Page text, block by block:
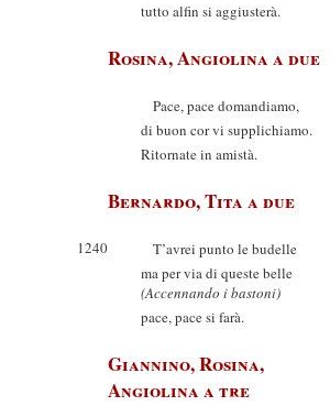
tutto alfin si aggiusterà.
Rosina, Angiolina a due
Pace, pace domandiamo,
di buon cor vi supplichiamo.
Ritornate in amistà.
Bernardo, Tita a due
1240
T’avrei punto le budelle
ma per via di queste belle
(Accennando i bastoni)
pace, pace si farà.
Giannino, Rosina,
Angiolina a tre